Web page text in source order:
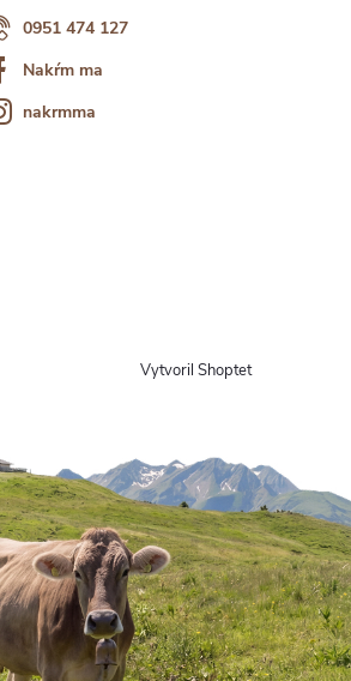
0951 474 127
Nakŕm ma
nakrmma
Vytvoril Shoptet